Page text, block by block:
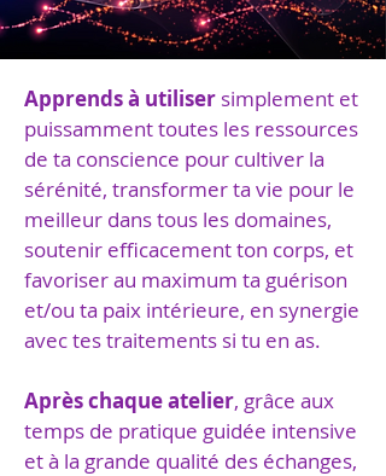
Apprends à utiliser simplement et
puissamment toutes les ressources
de ta conscience pour cultiver la
sérénité, transformer ta vie pour le
meilleur dans tous les domaines,
soutenir efficacement ton corps, et
favoriser au maximum ta guérison
et/ou ta paix intérieure, en synergie
avec tes traitements si tu en as.
Après chaque atelier, grâce aux
temps de pratique guidée intensive
et à la grande qualité des échanges,